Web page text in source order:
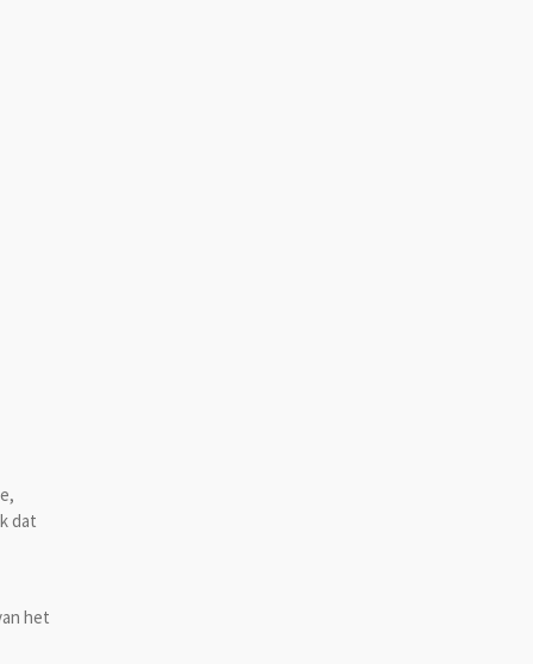
dat
het